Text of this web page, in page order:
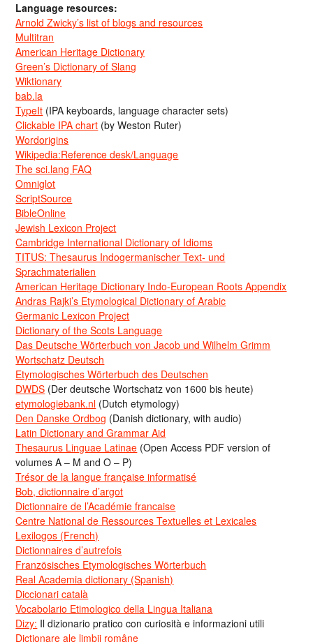
Language resources:
Arnold Zwicky’s list of blogs and resources
Multitran
American Heritage Dictionary
Green’s Dictionary of Slang
Wiktionary
bab.la
TypeIt (IPA keyboards, language character sets)
Clickable IPA chart (by Weston Ruter)
Wordorigins
Wikipedia:Reference desk/Language
The sci.lang FAQ
Omniglot
ScriptSource
BibleOnline
Jewish Lexicon Project
Cambridge International Dictionary of Idioms
TITUS: Thesaurus Indogermanischer Text- und
Sprachmaterialien
American Heritage Dictionary Indo-European Roots Appendix
Andras Rajki’s Etymological Dictionary of Arabic
Germanic Lexicon Project
Dictionary of the Scots Language
Das Deutsche Wörterbuch von Jacob und Wilhelm Grimm
Wortschatz Deutsch
Etymologisches Wörterbuch des Deutschen
DWDS (Der deutsche Wortschatz von 1600 bis heute)
etymologiebank.nl (Dutch etymology)
Den Danske Ordbog (Danish dictionary, with audio)
Latin Dictionary and Grammar Aid
Thesaurus Linguae Latinae (Open Access PDF version of
volumes A – M and O – P)
Trésor de la langue française informatisé
Bob, dictionnaire d’argot
Dictionnaire de l’Académie francaise
Centre National de Ressources Textuelles et Lexicales
Lexilogos (French)
Dictionnaires d’autrefois
Französisches Etymologisches Wörterbuch
Real Academia dictionary (Spanish)
Diccionari català
Vocabolario Etimologico della Lingua Italiana
Dizy: Il dizionario pratico con curiosità e informazioni utili
Dicționare ale limbii române